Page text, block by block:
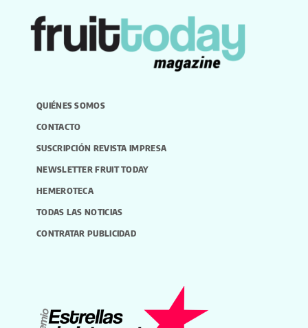
QUIÉNES SOMOS
CONTACTO
SUSCRIPCIÓN REVISTA IMPRESA
NEWSLETTER FRUIT TODAY
HEMEROTECA
TODAS LAS NOTICIAS
CONTRATAR PUBLICIDAD